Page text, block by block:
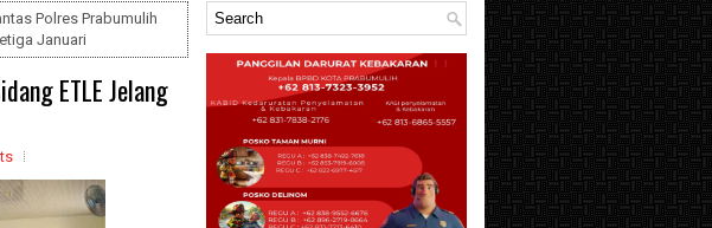
Polres Prabumulih
Januari
ETLE Jelang